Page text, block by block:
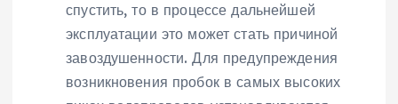
спустить, то в процессе дальнейшей
эксплуатации это может стать причиной
завоздушенности. Для предупреждения
возникновения пробок в самых высоких